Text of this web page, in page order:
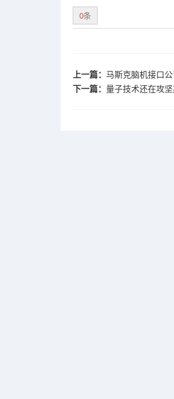
0条
上一篇： 马斯克脑机接口
下一篇： 量子技术还在攻坚